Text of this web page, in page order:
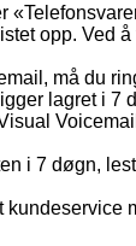
opp. Ved
må du
lagret i 7
i 7 døgn,